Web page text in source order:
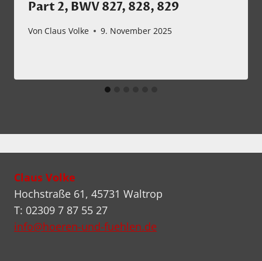
Part 2, BWV 827, 828, 829
Von Claus Volke 9. November 2025
Claus Volke
Hochstraße 61, 45731 Waltrop
T: 02309 7 87 55 27
info@hoeren-und-fuehlen.de